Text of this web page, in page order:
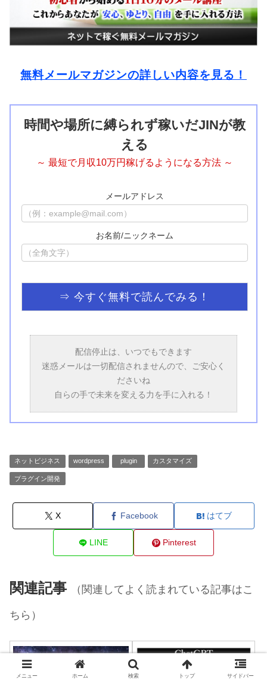
無料メールマガジンの詳しい内容を見る！
時間や場所に縛られず稼いだJINが教
える
～ 最短で月収10万円稼げるようになる方法 ～
メールアドレス
お名前/ニックネーム
配信停止は、いつでもできます
迷惑メールは一切配信されませんので、ご安心く
ださいね
自らの手で未来を変える力を手に入れる！
ネットビジネス wordpress plugin カスタマイズ
プラグイン開発
X Facebook はてブ
LINE Pinterest
関連記事
（関連してよく読まれている記事はこ
ちら）
メニュー ホーム 検索 トップ サイドバー